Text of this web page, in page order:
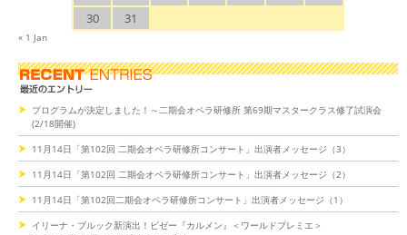
30
31
« 1 Jan
プログラムが決定しました！～二期会オペラ研修所 第69期マスタークラス修了試演会
(2/18開催)
11月14日「第102回 二期会オペラ研修所コンサート」出演者メッセージ（3）
11月14日「第102回 二期会オペラ研修所コンサート」出演者メッセージ（2）
11月14日「第102回二期会オペラ研修所コンサート」出演者メッセージ（1）
イリーナ・ブルック新演出！ビゼー『カルメン』＜ワールドプレミエ＞